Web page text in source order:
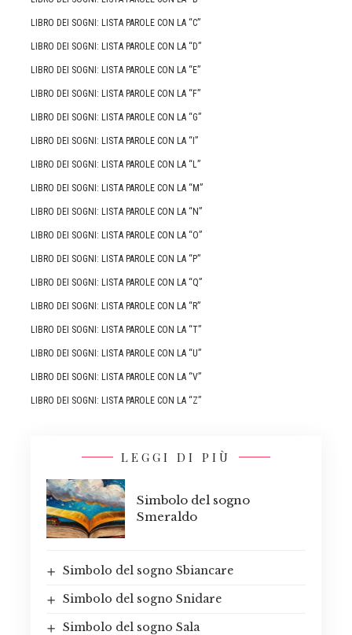
LIBRO DEI SOGNI: LISTA PAROLE CON LA “C”
LIBRO DEI SOGNI: LISTA PAROLE CON LA “D”
LIBRO DEI SOGNI: LISTA PAROLE CON LA “E”
LIBRO DEI SOGNI: LISTA PAROLE CON LA “F”
LIBRO DEI SOGNI: LISTA PAROLE CON LA “G”
LIBRO DEI SOGNI: LISTA PAROLE CON LA “I”
LIBRO DEI SOGNI: LISTA PAROLE CON LA “L”
LIBRO DEI SOGNI: LISTA PAROLE CON LA “M”
LIBRO DEI SOGNI: LISTA PAROLE CON LA “N”
LIBRO DEI SOGNI: LISTA PAROLE CON LA “O”
LIBRO DEI SOGNI: LISTA PAROLE CON LA “P”
LIBRO DEI SOGNI: LISTA PAROLE CON LA “Q”
LIBRO DEI SOGNI: LISTA PAROLE CON LA “R”
LIBRO DEI SOGNI: LISTA PAROLE CON LA “T”
LIBRO DEI SOGNI: LISTA PAROLE CON LA “U”
LIBRO DEI SOGNI: LISTA PAROLE CON LA “V”
LIBRO DEI SOGNI: LISTA PAROLE CON LA “Z”
LEGGI DI PIÙ
Simbolo del sogno
Smeraldo
Simbolo del sogno Sbiancare
Simbolo del sogno Snidare
Simbolo del sogno Sala